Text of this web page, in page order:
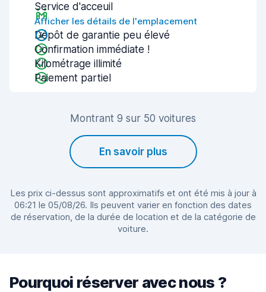
Service d'acceuil
Afficher les détails de l'emplacement
Dépôt de garantie peu élevé
Confirmation immédiate !
Kilométrage illimité
Paiement partiel
Montrant 9 sur 50 voitures
En savoir plus
Les prix ci-dessus sont approximatifs et ont été mis à jour à
06:21 le 05/08/26. Ils peuvent varier en fonction des dates
de réservation, de la durée de location et de la catégorie de
voiture.
Pourquoi réserver avec nous ?